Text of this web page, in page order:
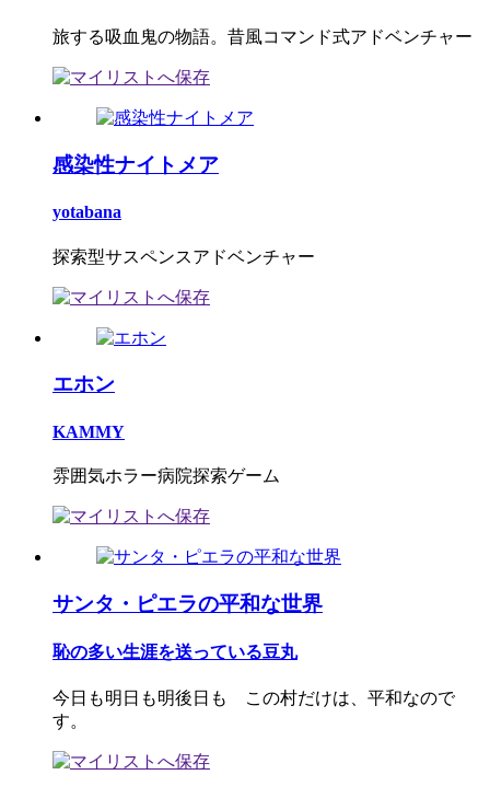
旅する吸血鬼の物語。昔風コマンド式アドベンチャー
感染性ナイトメア
yotabana
探索型サスペンスアドベンチャー
エホン
KAMMY
雰囲気ホラー病院探索ゲーム
サンタ・ピエラの平和な世界
恥の多い生涯を送っている豆丸
今日も明日も明後日も この村だけは、平和なので
す。